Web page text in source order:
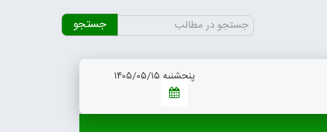
جستجو
برای:
پنجشنبه ۱۴۰۵/۰۵/۱۵